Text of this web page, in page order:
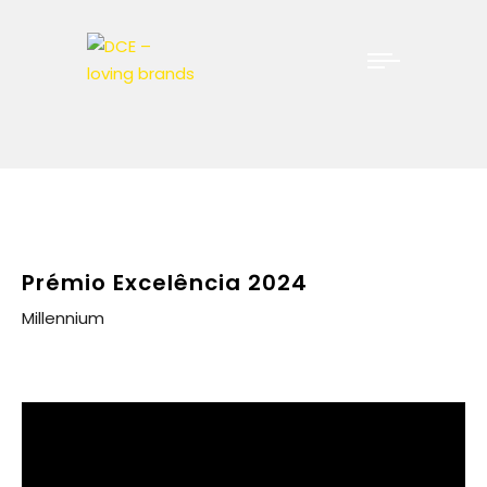
Prémio Excelência 2024
Millennium